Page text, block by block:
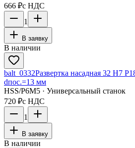
666 ₽с НДС
1
В заявку
В наличии
balt_0332Развертка насадная 32 Н7
dпос.=13 мм
HSS/Р6М5 · Универсальный станок
720 ₽с НДС
1
В заявку
В наличии